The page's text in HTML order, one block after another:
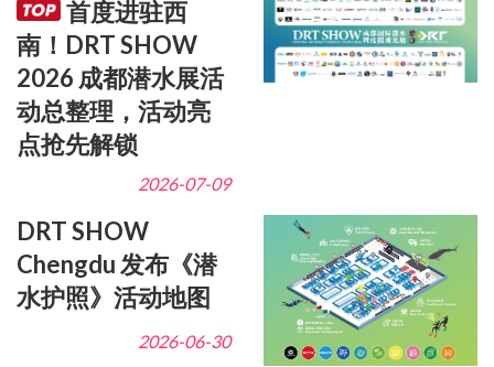
首度进驻西
南！DRT SHOW
2026 成都潜水展活
动总整理，活动亮
点抢先解锁
2026-07-09
DRT SHOW
Chengdu 发布《潜
水护照》活动地图
2026-06-30